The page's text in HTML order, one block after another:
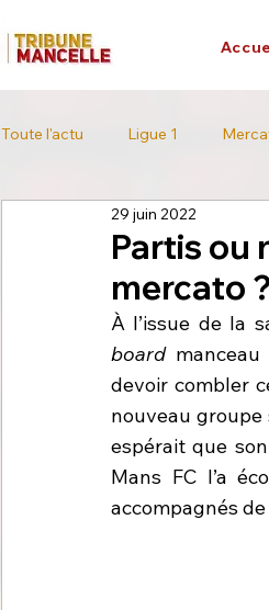
Toute l'actu Ligue 1
L'interview Tour de France
Partis ou
mercato ?
29 juin 2022
board
devoir combler
nouveau groupe
espérait que
Mans FC l’a
accompagnés